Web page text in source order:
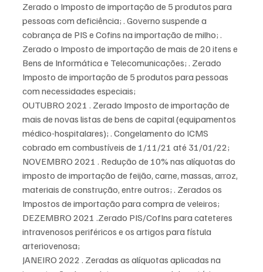
Zerado o Imposto de importação de 5 produtos para
pessoas com deficiência; . Governo suspende a
cobrança de PIS e Cofins na importação de milho; .
Zerado o Imposto de importação de mais de 20 itens e
Bens de Informática e Telecomunicações; . Zerado
Imposto de importação de 5 produtos para pessoas
com necessidades especiais;
OUTUBRO 2021 . Zerado Imposto de importação de
mais de novas listas de bens de capital (equipamentos
médico-hospitalares); . Congelamento do ICMS
cobrado em combustíveis de 1/11/21 até 31/01/22;
NOVEMBRO 2021 . Redução de 10% nas alíquotas do
imposto de importação de feijão, carne, massas, arroz,
materiais de construção, entre outros; . Zerados os
Impostos de importação para compra de veleiros;
DEZEMBRO 2021 .Zerado PIS/CofIns para cateteres
intravenosos periféricos e os artigos para fístula
arteriovenosa;
JANEIRO 2022 . Zeradas as alíquotas aplicadas na